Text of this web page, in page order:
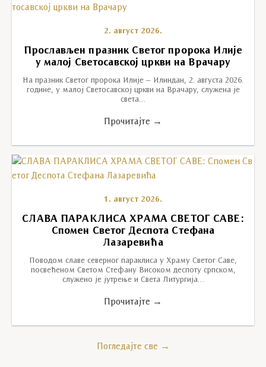
2. август 2026.
Прослављен празник Светог пророка Илије
у малој Светосавској цркви на Врачару
На празник Светог пророка Илије – Илиндан, 2. августа 2026.
године, у малој Светосавској цркви на Врачару, служена је
света…
Прочитајте →
1. август 2026.
СЛАВА ПАРАКЛИСА ХРАМА СВЕТОГ САВЕ:
Спомен Светог Деспота Стефана
Лазаревића
Поводом славе северног параклиса у Храму Светог Саве,
посвећеном Светом Стефану Високом деспоту српском,
служено је јутрење и Света Литургија…
Прочитајте →
Погледајте све →